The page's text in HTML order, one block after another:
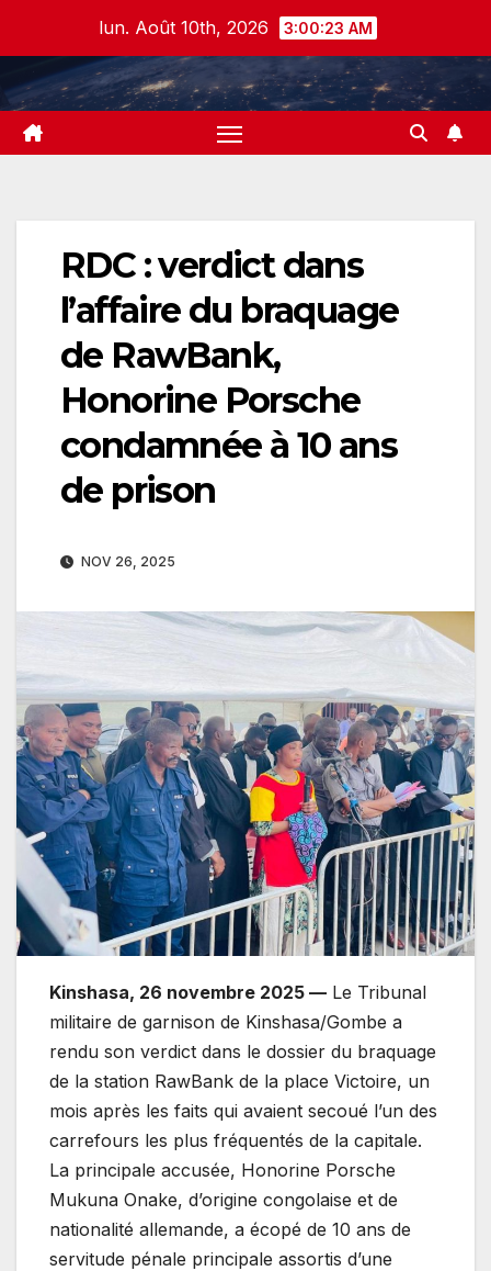
content
lun. Août 10th, 2026 3:00:24 AM
RDC : verdict dans
l’affaire du braquage
de RawBank,
Honorine Porsche
condamnée à 10 ans
de prison
NOV 26, 2025
Kinshasa, 26 novembre 2025 — Le Tribunal
militaire de garnison de Kinshasa/Gombe a
rendu son verdict dans le dossier du braquage
de la station RawBank de la place Victoire, un
mois après les faits qui avaient secoué l’un des
carrefours les plus fréquentés de la capitale.
La principale accusée, Honorine Porsche
Mukuna Onake, d’origine congolaise et de
nationalité allemande, a écopé de 10 ans de
servitude pénale principale assortis d’une